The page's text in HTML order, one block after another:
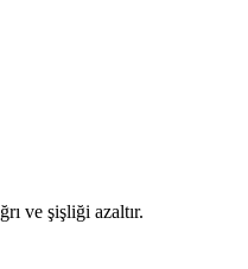
ve şişliği azaltır.